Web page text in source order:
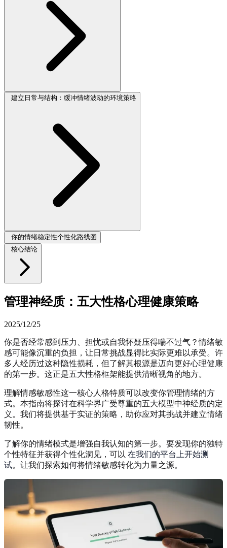
建立日常与结构：缓冲情绪波动的环境策略
你的情绪稳定性个性化路线图
核心结论
管理神经质：五大性格心理健康策略
2025/12/25
你是否经常感到压力、担忧或自我怀疑压得喘不过气？情绪敏
感可能像沉重的负担，让日常挑战显得比实际更难以承受。许
多人经历过这种隐性损耗，但了解其根源是迈向更好心理健康
的第一步。这正是五大性格框架能提供清晰视角的地方。
理解情感敏感性这一核心人格特质可以改变你管理情绪的方
式。本指南将探讨在科学界广受尊重的五大模型中神经质的定
义。我们将提供基于实证的策略，助你应对其挑战并建立情绪
韧性。
了解你的情绪模式是增强自我认知的第一步。要发现你的独特
个性特征并获得个性化洞见，可以 在我们的平台上开始测
试。让我们探索如何将情绪敏感转化为力量之源。